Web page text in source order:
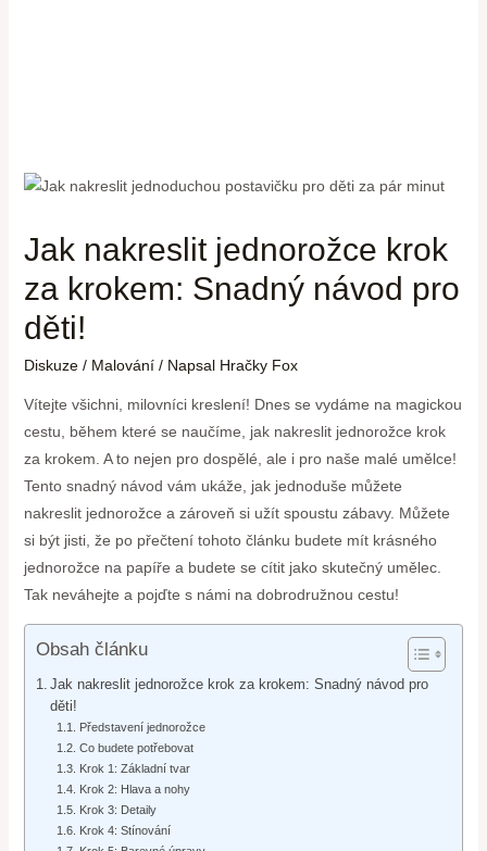
Jak nakreslit jednorožce krok
za krokem: Snadný návod pro
děti!
Diskuze / Malování/ Napsal Hračky Fox
Vítejte všichni, milovníci kreslení! Dnes se vydáme na magickou
cestu, během které se naučíme, jak nakreslit jednorožce krok
za krokem. A to nejen pro dospělé, ale i pro naše malé umělce!
Tento snadný návod vám ukáže, jak jednoduše můžete
nakreslit jednorožce a zároveň si užít spoustu zábavy. Můžete
si být jisti, že po přečtení tohoto článku budete mít krásného
jednorožce na papíře a budete se cítit jako skutečný umělec.
Tak neváhejte a pojďte s námi na dobrodružnou cestu!
Obsah článku
Jak nakreslit jednorožce krok za krokem: Snadný návod pro
děti!
Představení jednorožce
Co budete potřebovat
Krok 1: Základní tvar
Krok 2: Hlava a nohy
Krok 3: Detaily
Krok 4: Stínování